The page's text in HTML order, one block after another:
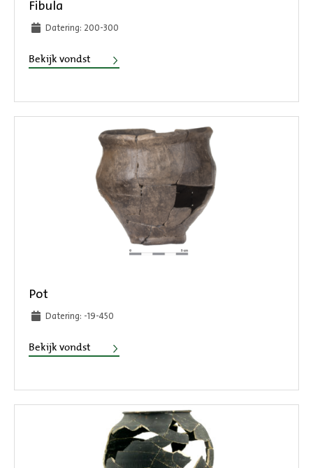
Fibula
Datering: 200-300
Bekijk vondst Fibula
Pot
Datering: -19-450
Bekijk vondst